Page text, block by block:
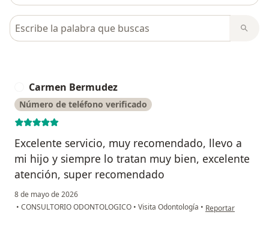
Busca en opiniones
Carmen Bermudez
Número de teléfono verificado
Excelente servicio, muy recomendado, llevo a
mi hijo y siempre lo tratan muy bien, excelente
atención, super recomendado
8 de mayo de 2026
• CONSULTORIO ODONTOLOGICO • Visita Odontología • en opinión del
Reportar